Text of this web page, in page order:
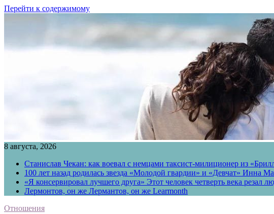
Перейти к содержимому
8 августа, 2026
Станислав Чекан: как воевал с немцами таксист-милиционер из
100 лет назад родилась звезда «Молодой гвардии» и «Девчат» Инна
«Я консервировал лучшего друга» Этот человек четверть века резал
Лермонтов, он же Лермантов, он же Learmonth
Отношения